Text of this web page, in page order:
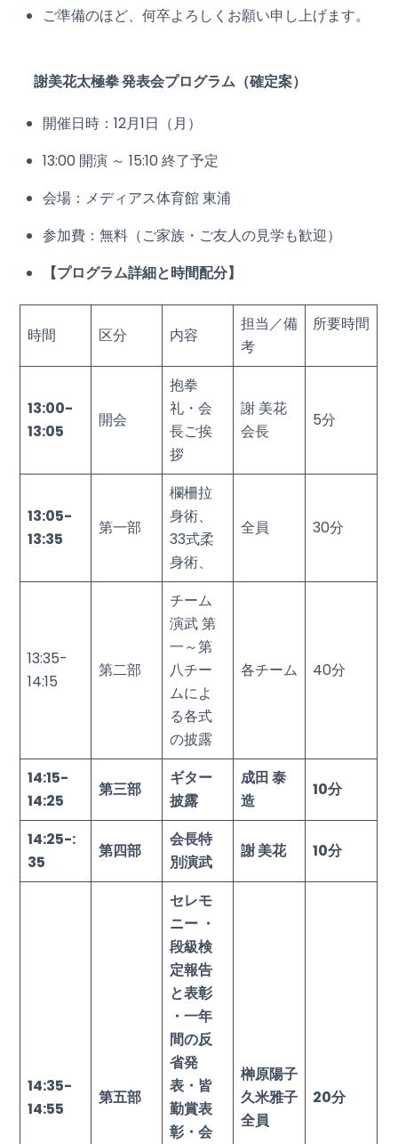
ご準備のほど、何卒よろしくお願い申し上げます。
謝美花太極拳 発表会プログラム（確定案）
開催日時：12月1日（月）
13:00 開演 ～ 15:10 終了予定
会場：メディアス体育館 東浦
参加費：無料（ご家族・ご友人の見学も歓迎）
【プログラム詳細と時間配分】
時間 区分 内容
担当／備
考
所要時間
13:00-
13:05
開会
抱拳
礼・会
長ご挨
拶
謝 美花
会長
5分
13:05-
13:35
第一部
欄柵拉
身術、
33式柔
身術、
全員 30分
13:35-
14:15
第二部
チーム
演武 第
一～第
八チー
ムによ
る各式
の披露
各チーム 40分
14:15-
14:25
第三部
ギター
披露
成田 泰
造
10分
14:25-:
35
第四部
会長特
別演武
謝 美花 10分
14:35-
14:55
第五部
セレモ
ニー ・
段級検
定報告
と表彰
・一年
間の反
省発
表・皆
勤賞表
彰・会
榊原陽子
久米雅子
全員
20分